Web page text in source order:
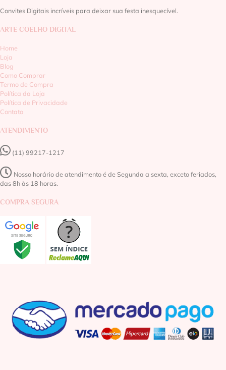
Convites Digitais incríveis para deixar sua festa inesquecível.
ARTE COELHO DIGITAL
Home
Loja
Blog
Como Comprar
Termo de Compra
Política da Loja
Política de Privacidade
Contato
ATENDIMENTO
(11) 99217-1217‬
Nosso horário de atendimento é de Segunda a sexta, exceto feriados,
das 8h às 18 horas.
COMPRA SEGURA